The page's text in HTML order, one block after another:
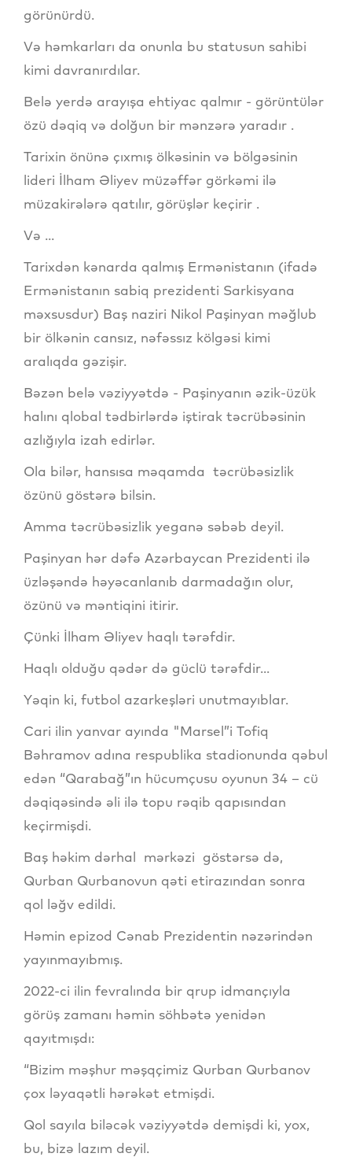
görünürdü.
Və həmkarları da onunla bu statusun sahibi
kimi davranırdılar.
Belə yerdə arayışa ehtiyac qalmır - görüntülər
özü dəqiq və dolğun bir mənzərə yaradır .
Tarixin önünə çıxmış ölkəsinin və bölgəsinin
lideri İlham Əliyev müzəffər görkəmi ilə
müzakirələrə qatılır, görüşlər keçirir .
Və ...
Tarixdən kənarda qalmış Ermənistanın (ifadə
Ermənistanın sabiq prezidenti Sarkisyana
məxsusdur) Baş naziri Nikol Paşinyan məğlub
bir ölkənin cansız, nəfəssız kölgəsi kimi
aralıqda gəzişir.
Bəzən belə vəziyyətdə - Paşinyanın əzik-üzük
halını qlobal tədbirlərdə iştirak təcrübəsinin
azlığıyla izah edirlər.
Ola bilər, hansısa məqamda təcrübəsizlik
özünü göstərə bilsin.
Amma təcrübəsizlik yeganə səbəb deyil.
Paşinyan hər dəfə Azərbaycan Prezidenti ilə
üzləşəndə həyəcanlanıb darmadağın olur,
özünü və məntiqini itirir.
Çünki İlham Əliyev haqlı tərəfdir.
Haqlı olduğu qədər də güclü tərəfdir...
Yəqin ki, futbol azarkeşləri unutmayıblar.
Cari ilin yanvar ayında "Marsel”i Tofiq
Bəhramov adına respublika stadionunda qəbul
edən “Qarabağ”ın hücumçusu oyunun 34 – cü
dəqiqəsində əli ilə topu rəqib qapısından
keçirmişdi.
Baş həkim dərhal mərkəzi göstərsə də,
Qurban Qurbanovun qəti etirazından sonra
qol ləğv edildi.
Həmin epizod Cənab Prezidentin nəzərindən
yayınmayıbmış.
2022-ci ilin fevralında bir qrup idmançıyla
görüş zamanı həmin söhbətə yenidən
qayıtmışdı:
“Bizim məşhur məşqçimiz Qurban Qurbanov
çox ləyaqətli hərəkət etmişdi.
Qol sayıla biləcək vəziyyətdə demişdi ki, yox,
bu, bizə lazım deyil.